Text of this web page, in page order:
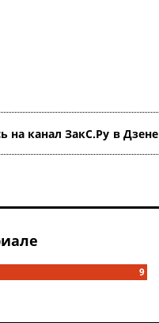
на канал ЗакС.Ру в Дзене
9